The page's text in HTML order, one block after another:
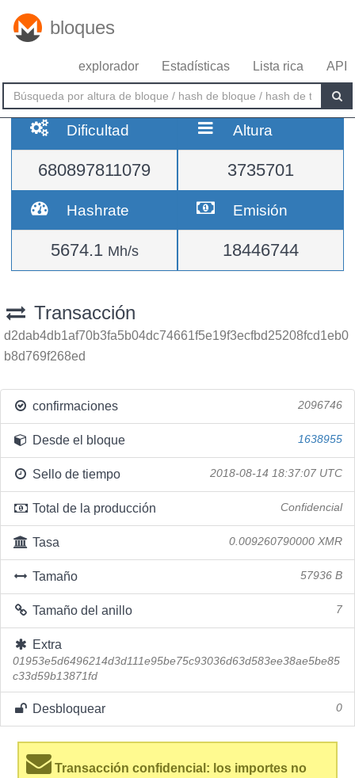
bloques
explorador Estadísticas Lista rica API
Dificultad
680897811079
Altura
3735701
Hashrate
5674.1 Mh/s
Emisión
18446744
Transacción
d2dab4db1af70b3fa5b04dc74661f5e19f3ecfbd25208fcd1eb0
b8d769f268ed
confirmaciones 2096746
Desde el bloque 1638955
Sello de tiempo 2018-08-14 18:37:07 UTC
Total de la producción Confidencial
Tasa 0.009260790000 XMR
Tamaño 57936 B
Tamaño del anillo 7
Extra
01953e5d6496214d3d111e95be75c93036d63d583ee38ae5be85
c33d59b13871fd
Desbloquear 0
Transacción confidencial: los importes no